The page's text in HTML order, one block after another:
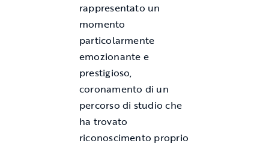
rappresentato un
momento
particolarmente
emozionante e
prestigioso,
coronamento di un
percorso di studio che
ha trovato
riconoscimento proprio